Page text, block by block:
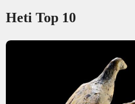
Heti Top 10